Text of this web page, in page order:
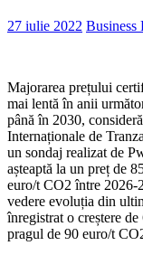
27 iulie 2022 Business
Majorarea prețului
mai lentă în anii
până în 2030,
Internaționale de
un sondaj realizat de
așteaptă la un preț de
euro/t CO2 între 2026-
vedere evoluția din
înregistrat o creștere
pragul de 90 euro/t